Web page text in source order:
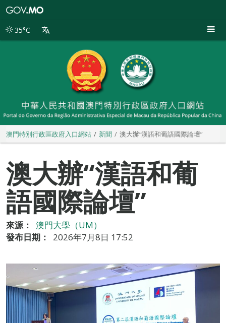
別
35°C
澳門特別行政區政府入口網站 新聞 澳大辦“漢語和葡語國際論壇”
澳大辦“漢語和葡
語國際論壇”
來源：
澳門大學（UM）
發布日期：
2026年7月8日 17:52